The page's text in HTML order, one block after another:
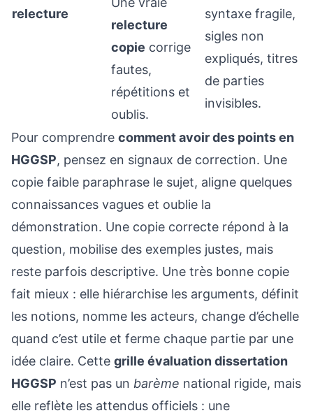
relecture
relecture
copie corrige
fautes,
répétitions et
oublis.
syntaxe fragile,
sigles non
expliqués, titres
de parties
invisibles.
Pour comprendre comment avoir des points en
HGGSP, pensez en signaux de correction. Une
copie faible paraphrase le sujet, aligne quelques
connaissances vagues et oublie la
démonstration. Une copie correcte répond à la
question, mobilise des exemples justes, mais
reste parfois descriptive. Une très bonne copie
fait mieux : elle hiérarchise les arguments, définit
les notions, nomme les acteurs, change d’échelle
quand c’est utile et ferme chaque partie par une
idée claire. Cette grille évaluation dissertation
HGGSP n’est pas un barème national rigide, mais
elle reflète les attendus officiels : une